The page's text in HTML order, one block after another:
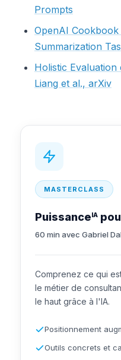
Prompts
OpenAI
Summarization
Holistic Evaluation
Liang et al., arXiv
MASTERCLASS
Puissance IA
60 min avec Gabriel
Comprenez ce qui
le métier de
le haut grâce à l'IA.
Positionnement
Outils concrets et